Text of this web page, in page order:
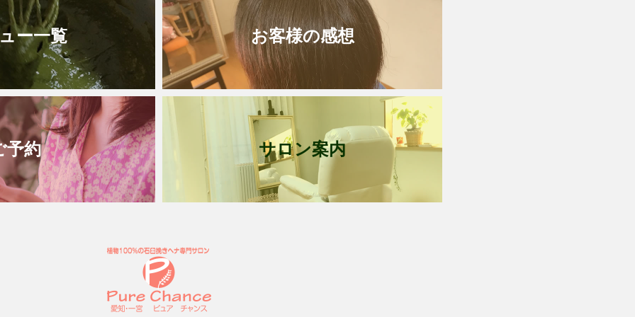
ー一覧 お客様の感想
予約 サロン案内